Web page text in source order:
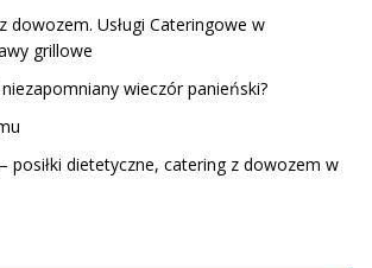
dowozem. Usługi Cateringowe w
grillowe
wieczór panieński?
posiłki dietetyczne, catering z dowozem w